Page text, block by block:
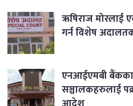
ऋषिराज मोरलाई
गर्न विशेष
एनआईएमबी
सञ्चालकहरुलाई